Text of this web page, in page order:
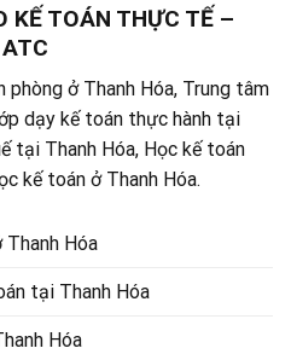
KẾ TOÁN THỰC TẾ –
ở Thanh Hóa, Trung tâm
dạy kế toán thực hành tại
tại Thanh Hóa, Học kế toán
kế toán ở Thanh Hóa.
Hóa
tại Thanh Hóa
Hóa